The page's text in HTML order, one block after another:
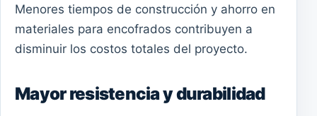
Menores tiempos de construcción y ahorro en
materiales para encofrados contribuyen a
disminuir los costos totales del proyecto.
Mayor resistencia y durabilidad